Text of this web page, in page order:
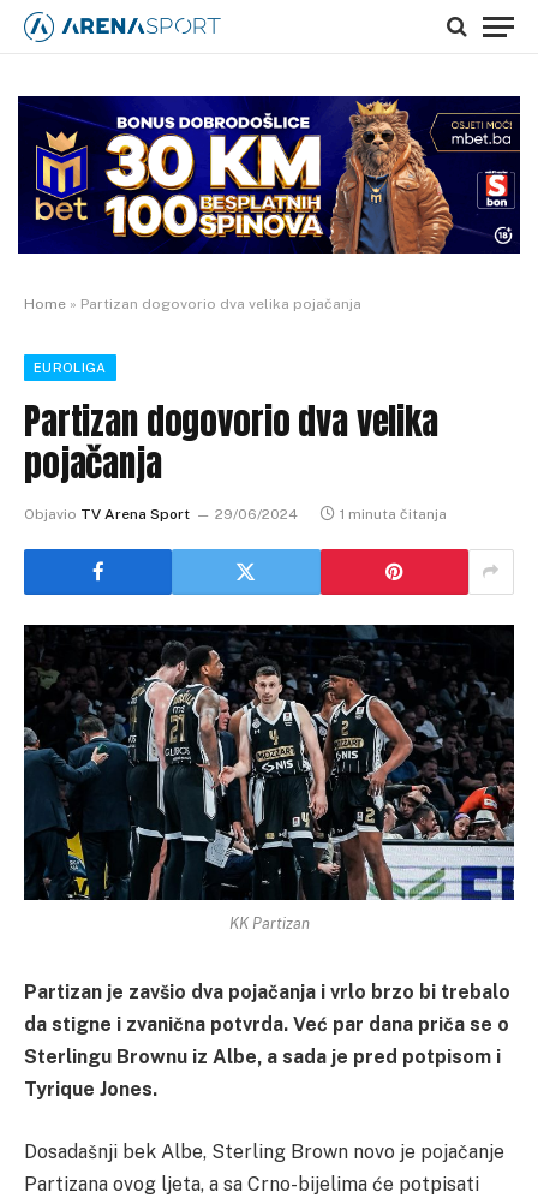
Home » Partizan dogovorio dva velika pojačanja
EUROLIGA
Partizan dogovorio dva velika
pojačanja
Objavio TV Arena Sport 29/06/2024 1 minuta čitanja
KK Partizan
Partizan je zavšio dva pojačanja i vrlo brzo bi trebalo
da stigne i zvanična potvrda. Već par dana priča se o
Sterlingu Brownu iz Albe, a sada je pred potpisom i
Tyrique Jones.
Dosadašnji bek Albe, Sterling Brown novo je pojačanje
Partizana ovog ljeta, a sa Crno-bijelima će potpisati